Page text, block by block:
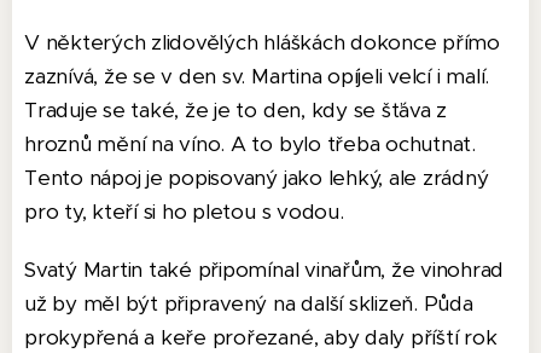
V některých zlidovělých hláškách dokonce přímo
zaznívá, že se v den sv. Martina opíjeli velcí i malí.
Traduje se také, že je to den, kdy se šťáva z
hroznů mění na víno. A to bylo třeba ochutnat.
Tento nápoj je popisovaný jako lehký, ale zrádný
pro ty, kteří si ho pletou s vodou.
Svatý Martin také připomínal vinařům, že vinohrad
už by měl být připravený na další sklizeň. Půda
prokypřená a keře prořezané, aby daly příští rok